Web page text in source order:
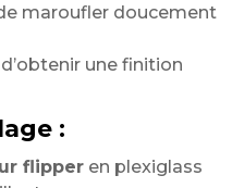
maroufler doucement
une finition
:
flipper en plexiglass